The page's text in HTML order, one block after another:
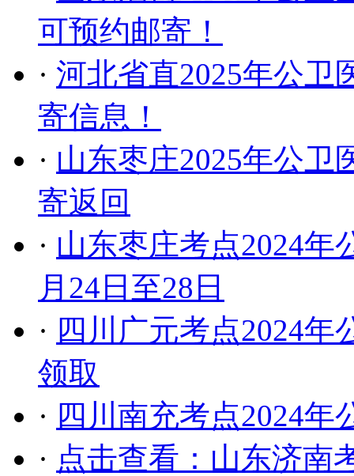
可预约邮寄！
· 河北省直2025年公卫
寄信息！
· 山东枣庄2025年公卫
寄返回
· 山东枣庄考点2024年
月24日至28日
· 四川广元考点2024年
领取
· 四川南充考点2024
· 点击查看：山东济南